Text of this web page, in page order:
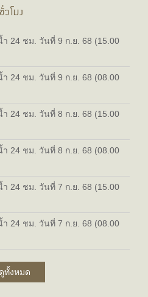
โมง
ำ 24 ชม. วันที่ 9 ก.ย. 68 (15.00
ำ 24 ชม. วันที่ 9 ก.ย. 68 (08.00
ำ 24 ชม. วันที่ 8 ก.ย. 68 (15.00
ำ 24 ชม. วันที่ 8 ก.ย. 68 (08.00
ำ 24 ชม. วันที่ 7 ก.ย. 68 (15.00
ำ 24 ชม. วันที่ 7 ก.ย. 68 (08.00
ทั้งหมด